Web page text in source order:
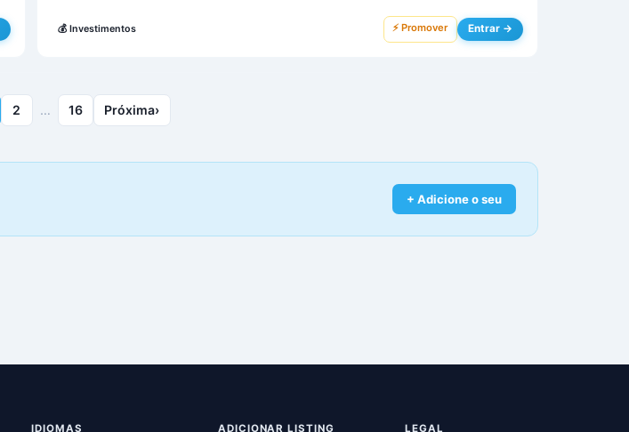
💰 Investimentos ⚡ Promover Entrar →
2 … 16 Próxima›
+ Adicione o seu
IDIOMAS ADICIONAR LISTING LEGAL